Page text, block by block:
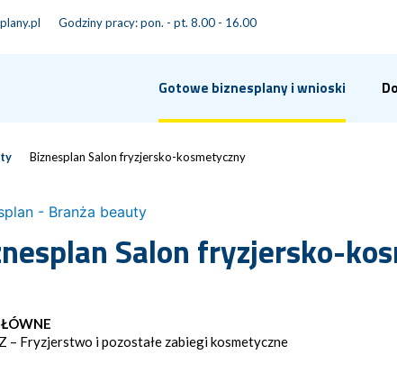
Godziny pracy: pon. - pt. 8.00 - 16.00
Gotowe biznesplany i wnioski
Biznesplan Salon fryzjersko-kosmetyczny
- Branża beauty
Salon fryzjersko-
– Fryzjerstwo i pozostałe zabiegi kosmetyczne